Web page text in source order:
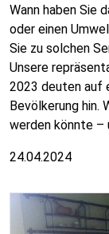
Wann haben Sie
oder einen
Sie zu solchen
Unsere
2023 deuten auf
Bevölkerung hin.
werden könnte –
24.04.2024